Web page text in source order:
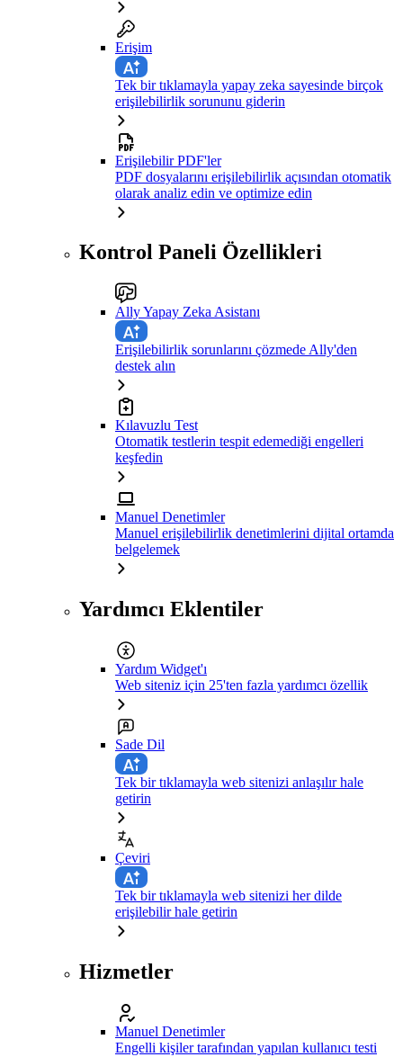
Erişim
Tek bir tıklamayla yapay zeka sayesinde birçok
erişilebilirlik sorununu giderin
Erişilebilir PDF'ler
PDF dosyalarını erişilebilirlik açısından otomatik
olarak analiz edin ve optimize edin
Kontrol Paneli Özellikleri
Ally Yapay Zeka Asistanı
Erişilebilirlik sorunlarını çözmede Ally'den
destek alın
Kılavuzlu Test
Otomatik testlerin tespit edemediği engelleri
keşfedin
Manuel Denetimler
Manuel erişilebilirlik denetimlerini dijital ortamda
belgelemek
Yardımcı Eklentiler
Yardım Widget'ı
Web siteniz için 25'ten fazla yardımcı özellik
Sade Dil
Tek bir tıklamayla web sitenizi anlaşılır hale
getirin
Çeviri
Tek bir tıklamayla web sitenizi her dilde
erişilebilir hale getirin
Hizmetler
Manuel Denetimler
Engelli kişiler tarafından yapılan kullanıcı testi